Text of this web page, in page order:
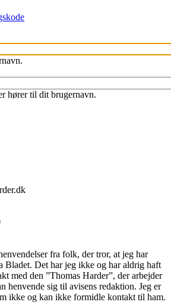
hører til dit brugernavn.
fra folk, der tror, at jeg har
Bladet. Det har jeg ikke og har aldrig haft
med den ”Thomas Harder”, der arbejder
henvende sig til avisens redaktion. Jeg er
ikke og kan ikke formidle kontakt til ham.